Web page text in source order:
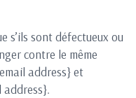
s’ils sont défectueux ou
contre le même
address} et